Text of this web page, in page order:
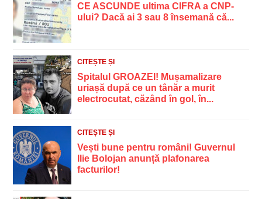
CE ASCUNDE ultima CIFRA a CNP-
ului? Dacă ai 3 sau 8 însemană că...
CITEȘTE ȘI
Spitalul GROAZEI! Mușamalizare
uriașă după ce un tânăr a murit
electrocutat, căzând în gol, în...
CITEȘTE ȘI
Vești bune pentru români! Guvernul
Ilie Bolojan anunță plafonarea
facturilor!